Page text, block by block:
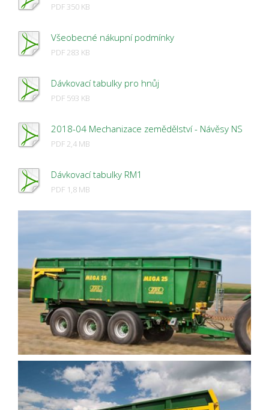
PDF 350 KB
Všeobecné nákupní podmínky
PDF 283 KB
Dávkovací tabulky pro hnůj
PDF 593 KB
2018-04 Mechanizace zemědělství - Návěsy NS
PDF 2,4 MB
Dávkovací tabulky RM1
PDF 1,8 MB